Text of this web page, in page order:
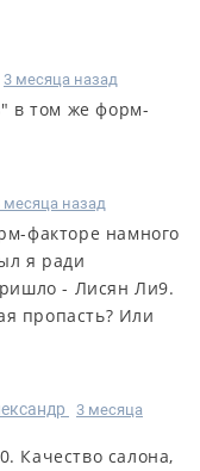
3 месяца назад
в том же форм-
месяца назад
факторе намного
я ради
- Лисян Ли9.
пропасть? Или
3 месяца
Качество салона,